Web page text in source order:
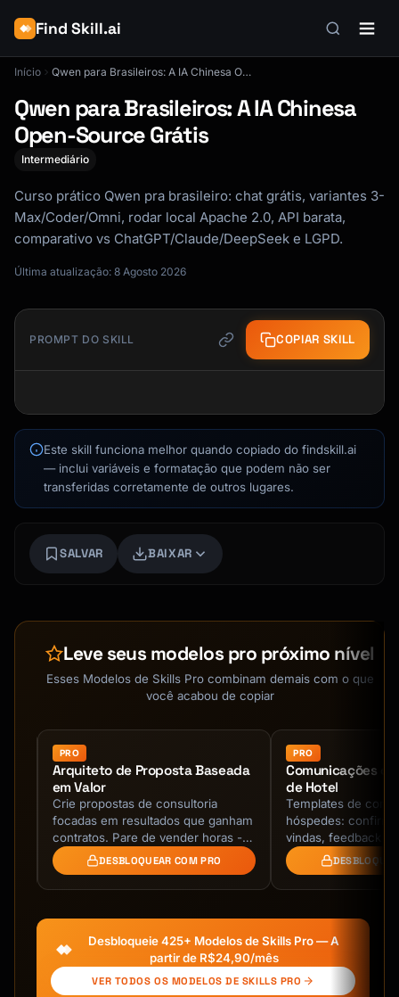
Find Skill.ai
Início Qwen para Brasileiros: A IA Chinesa Open-Source Grátis
Qwen para Brasileiros: A IA Chinesa
Open-Source Grátis
Intermediário
Curso prático Qwen pra brasileiro: chat grátis, variantes 3-
Max/Coder/Omni, rodar local Apache 2.0, API barata,
comparativo vs ChatGPT/Claude/DeepSeek e LGPD.
Última atualização: 8 Agosto 2026
PROMPT DO SKILL COPIAR SKILL
Este skill funciona melhor quando copiado do findskill.ai
— inclui variáveis e formatação que podem não ser
transferidas corretamente de outros lugares.
SALVAR BAIXAR
Leve seus modelos pro próximo nível
Esses Modelos de Skills Pro combinam demais com o que
você acabou de copiar
PRO
Arquiteto de Proposta Baseada
em Valor
Crie propostas de consultoria
focadas em resultados que ganham
contratos. Pare de vender horas -
venda valor de negócio com
justificativa de ROI, …
DESBLOQUEAR COM PRO
PRO
Comunicações
de Hotel
Templates de
hóspedes:
vindas, feedback e
Hospitalidade
Desbloqueie 425+ Modelos de Skills Pro — A
partir de R$24,90/mês
VER TODOS OS MODELOS DE SKILLS PRO
Kai
Busca de cursos · aqui para ajudar